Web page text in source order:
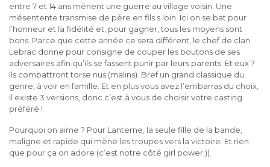
entre 7 et 14 ans mènent une guerre au village voisin. Une
mésentente transmise de père en fils s loin. Ici on se bat pour
l’honneur et la fidélité et, pour gagner, tous les moyens sont
bons. Parce que cette année ce sera différent, le chef de clan
Lebrac donne pour consigne de couper les boutons de ses
adversaires afin qu’ils se fassent punir par leurs parents. Et eux ?
Ils combattront torse nus (malins). Bref un grand classique du
genre, à voir en famille. Et en plus vous avez l’embarras du choix,
il existe 3 versions, donc c’est à vous de choisir votre casting
préféré !
Pourquoi on aime ? Pour Lanterne, la seule fille de la bande,
maligne et rapide qui mène les troupes vers la victoire. Et rien
que pour ça on adore (c’est notre côté girl power;)).